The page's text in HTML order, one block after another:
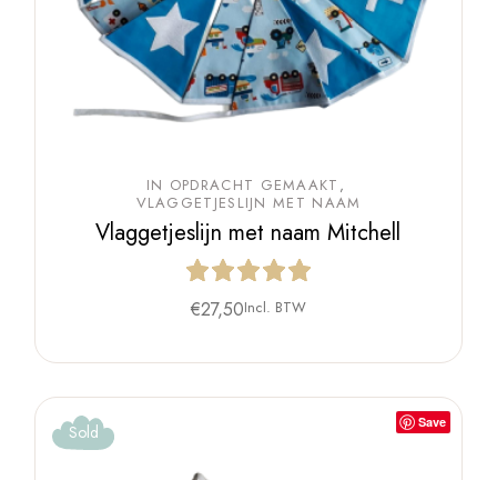
IN OPDRACHT GEMAAKT
VLAGGETJESLIJN MET NAAM
Vlaggetjeslijn met naam Mitchell
€27,50Incl. BTW
Save
Sold